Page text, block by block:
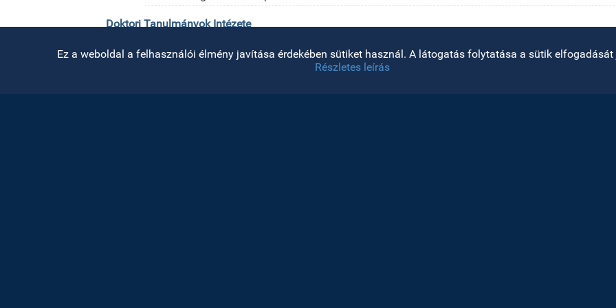
Nyisd meg az eszköztárat
Ez a weboldal a felhasználói élmény javítása érdekében sütiket használ. A látogatás folytatása a sütik elfogadását
Részletes leírás
Doktori Tanulmányok Intézete